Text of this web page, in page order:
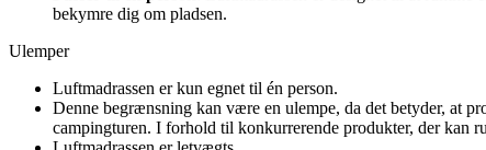
bekymre dig om pladsen.
Ulemper
Luftmadrassen er kun egnet til én person.
Denne begrænsning kan være en ulempe, da det betyder, at
campingturen. I forhold til konkurrerende produkter, der kan